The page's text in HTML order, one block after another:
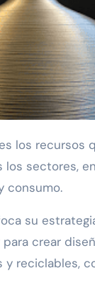
los sectores,
consumo.
su
crear
y reciclables,